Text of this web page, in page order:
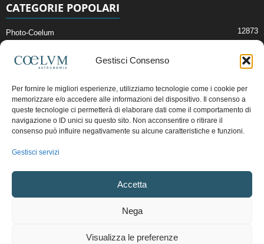
Gestisci Consenso
Per fornire le migliori esperienze, utilizziamo tecnologie come i cookie per
memorizzare e/o accedere alle informazioni del dispositivo. Il consenso a
queste tecnologie ci permetterà di elaborare dati come il comportamento di
navigazione o ID unici su questo sito. Non acconsentire o ritirare il
consenso può influire negativamente su alcune caratteristiche e funzioni.
Gestisci servizi
Accetta
Nega
Visualizza le preferenze
CATEGORIE POPOLARI
Photo-Coelum 12873
News di Astronomia 2409
Cielo del Mese
Astronomia, Astrofisica e Cosmologia
Articoli e Risorse On-Line
Copyright © 1997 - 2024 vietata la riproduzione.
Termini e Condizioni di Vendita